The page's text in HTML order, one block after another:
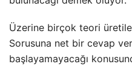
Üzerine birçok teori
Sorusuna net bir cevap
başlayamayacağı